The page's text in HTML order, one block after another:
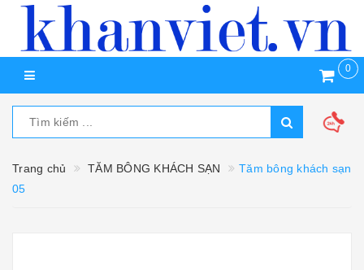
0
Trang chủ TĂM BÔNG KHÁCH SẠN
Tăm bông khách sạn
05